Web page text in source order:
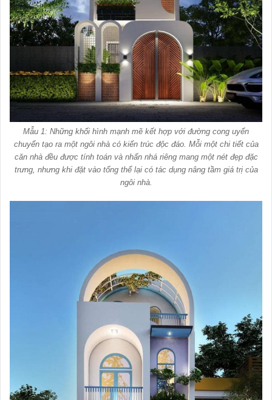
Mẫu 1: Những khối hình mạnh mẽ kết hợp với đường cong uyển
chuyển tạo ra một ngôi nhà có kiến trúc độc đáo. Mỗi một chi tiết của
căn nhà đều được tính toán và nhấn nhá riêng mang một nét đẹp đặc
trưng, nhưng khi đặt vào tổng thể lại có tác dụng nâng tầm giá trị của
ngôi nhà.